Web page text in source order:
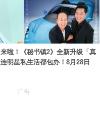
啦！《秘书镇2》全新升级「真
明星私生活都包办！8月28日
广告